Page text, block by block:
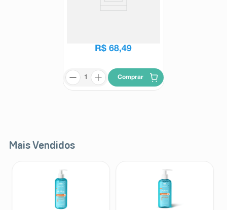
Betaserc 24mg 30 Comprimidos
R$ 68,49
Comprar
Mais Vendidos